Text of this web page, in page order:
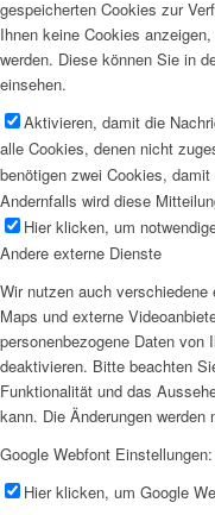
gespeicherten Cookies zur
Ihnen keine Cookies
werden. Diese können Sie in
einsehen.
Aktivieren, damit die
alle Cookies, denen nicht
benötigen zwei Cookies,
Andernfalls wird diese
Hier klicken, um
Andere externe Dienste
Wir nutzen auch
Maps und externe
personenbezogene Daten von
deaktivieren. Bitte beachten
Funktionalität und das
kann. Die Änderungen
Google Webfont Einstellungen:
Hier klicken, um Google